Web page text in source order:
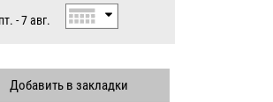
- 7 авг.
Добавить в закладки